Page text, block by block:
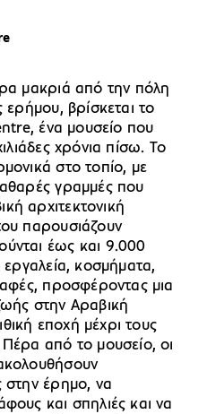
μακριά από την πόλη
βρίσκεται το
ένα μουσείο που
χρόνια πίσω. Το
στο τοπίο, με
γραμμές που
αρχιτεκτονική
παρουσιάζουν
έως και 9.000
εργαλεία, κοσμήματα,
προσφέροντας μια
στην Αραβική
εποχή μέχρι τους
από το μουσείο, οι
στην έρημο, να
και σπηλιές και να